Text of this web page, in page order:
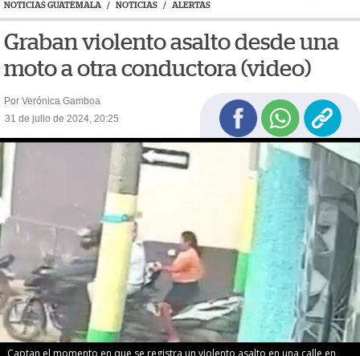
NOTICIAS GUATEMALA / NOTICIAS / ALERTAS
Graban violento asalto desde una
moto a otra conductora (video)
Por Verónica Gamboa
31 de julio de 2024, 20:25
Captan el momento en que se registra un violento asalto en una calle en